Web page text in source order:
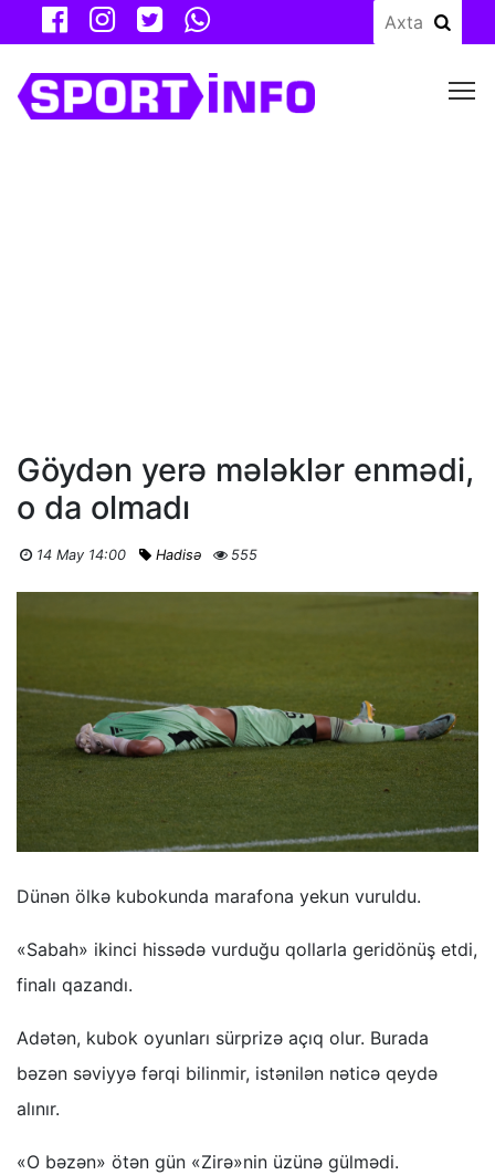
Göydən yerə mələklər enmədi,
o da olmadı
14 May 14:00 Hadisə 555
Dünən ölkə kubokunda marafona yekun vuruldu.
«Sabah» ikinci hissədə vurduğu qollarla geridönüş etdi,
finalı qazandı.
Adətən, kubok oyunları sürprizə açıq olur. Burada
bəzən səviyyə fərqi bilinmir, istənilən nəticə qeydə
alınır.
«O bəzən» ötən gün «Zirə»nin üzünə gülmədi.